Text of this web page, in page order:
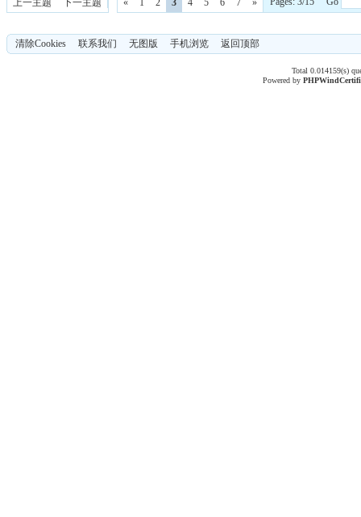
上一主题 下一主题 « 1 2 3 4 5 6 7 »
清除Cookies 联系我们 无图版 手机浏览 返回顶部
Total 0.014159(s)
Powered byPHPWind